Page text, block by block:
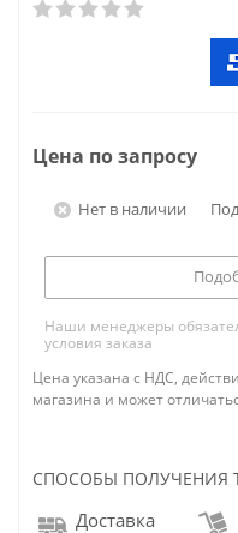
Цена по запросу
Нет в наличии
Наши менеджеры
условия заказа
Цена указана с НДС,
магазина и может
СПОСОБЫ ПОЛУЧЕНИЯ
Доставка